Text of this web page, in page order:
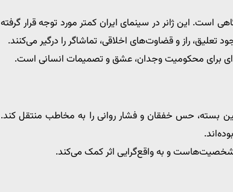
است. این ژانر در سینمای ایران کمتر مورد توجه قرار گرفته
راز و قضاوت‌های اخلاقی، تماشاگر را درگیر می‌کنند.
برای محکومیت وجدان، عشق و تصمیمات انسانی است.
بسته، حس خفقان و فشار روانی را به مخاطب منتقل کند.
شخصیت‌هاست و به واقع‌گرایی اثر کمک می‌کند.